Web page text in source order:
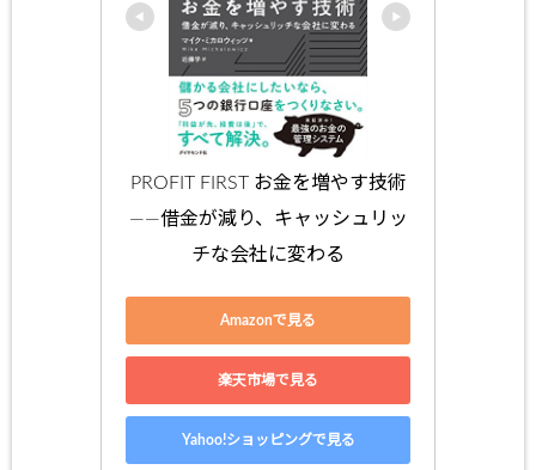
PROFIT FIRST お金を増やす技術
――借金が減り、キャッシュリッ
チな会社に変わる
Amazonで見る
楽天市場で見る
Yahoo!ショッピングで見る